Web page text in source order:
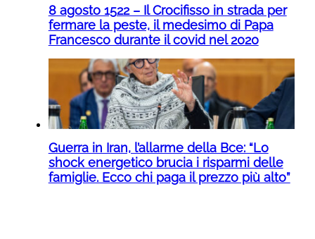
8 agosto 1522 – Il Crocifisso in strada per
fermare la peste, il medesimo di Papa
Francesco durante il covid nel 2020
Guerra in Iran, l’allarme della Bce: “Lo
shock energetico brucia i risparmi delle
famiglie. Ecco chi paga il prezzo più alto”